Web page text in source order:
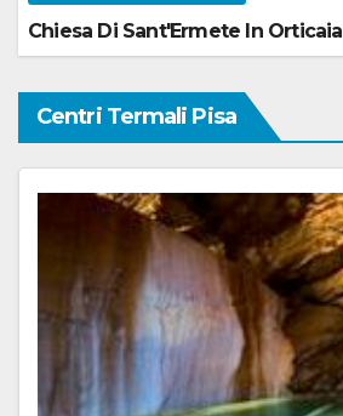
Chiesa Di Sant'Ermete In Orticaia
Centri Termali Pisa